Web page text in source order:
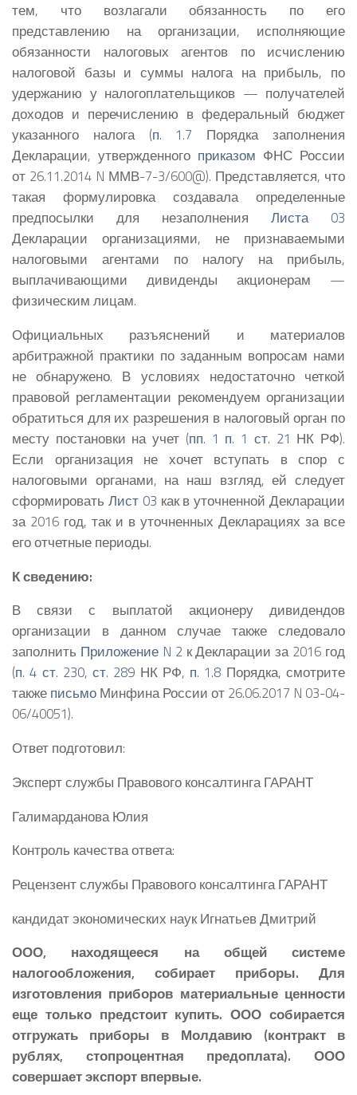
тем, что возлагали обязанность по его
представлению на организации, исполняющие
обязанности налоговых агентов по исчислению
налоговой базы и суммы налога на прибыль, по
удержанию у налогоплательщиков — получателей
доходов и перечислению в федеральный бюджет
указанного налога (п. 1.7 Порядка заполнения
Декларации, утвержденного приказом ФНС России
от 26.11.2014 N ММВ-7-3/600@). Представляется, что
такая формулировка создавала определенные
предпосылки для незаполнения Листа 03
Декларации организациями, не признаваемыми
налоговыми агентами по налогу на прибыль,
выплачивающими дивиденды акционерам —
физическим лицам.
Официальных разъяснений и материалов
арбитражной практики по заданным вопросам нами
не обнаружено. В условиях недостаточно четкой
правовой регламентации рекомендуем организации
обратиться для их разрешения в налоговый орган по
месту постановки на учет (пп. 1 п. 1 ст. 21 НК РФ).
Если организация не хочет вступать в спор с
налоговыми органами, на наш взгляд, ей следует
сформировать Лист 03 как в уточненной Декларации
за 2016 год, так и в уточненных Декларациях за все
его отчетные периоды.
К сведению:
В связи с выплатой акционеру дивидендов
организации в данном случае также следовало
заполнить Приложение N 2к Декларации за 2016 год
(п. 4 ст. 230,ст. 289 НК РФ, п. 1.8 Порядка, смотрите
также письмо Минфина России от 26.06.2017 N 03-04-
06/40051).
Ответ подготовил:
Эксперт службы Правового консалтинга ГАРАНТ
Галимарданова Юлия
Контроль качества ответа:
Рецензент службы Правового консалтинга ГАРАНТ
кандидат экономических наук Игнатьев Дмитрий
ООО, находящееся на общей системе
налогообложения, собирает приборы. Для
изготовления приборов материальные ценности
еще только предстоит купить. ООО собирается
отгружать приборы в Молдавию (контракт в
рублях, стопроцентная предоплата). ООО
совершает экспорт впервые.